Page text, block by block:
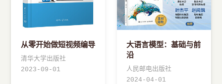
从零开始做短视频编导
清华大学出版社
2023-09-01
大语言模型：基础与前
沿
人民邮电出版社
2024-04-01